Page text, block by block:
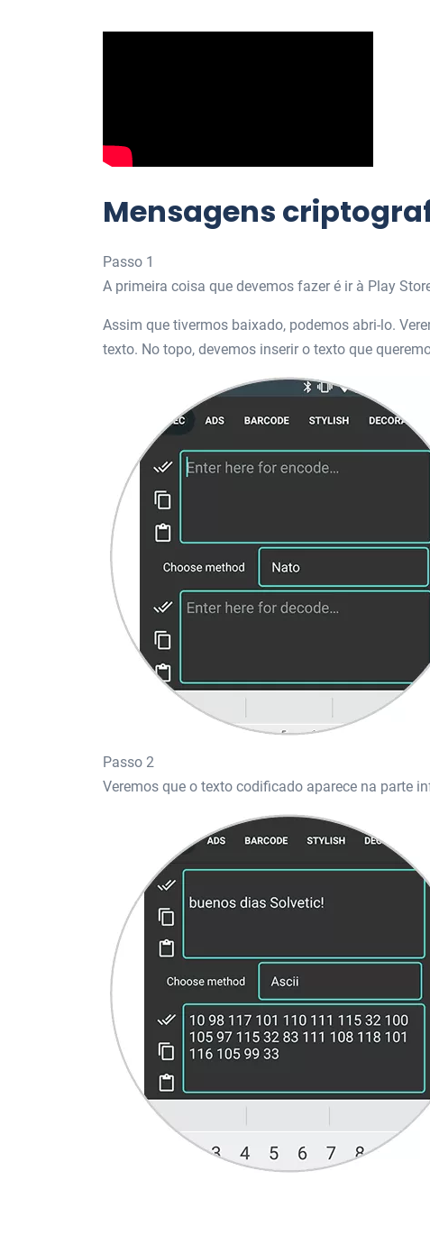
Mensagens
Passo 1
A primeira coisa que devemos fazer é ir à Play
Assim que tivermos baixado, podemos abri-lo.
texto. No topo, devemos inserir o texto que
Passo 2
Veremos que o texto codificado aparece na parte